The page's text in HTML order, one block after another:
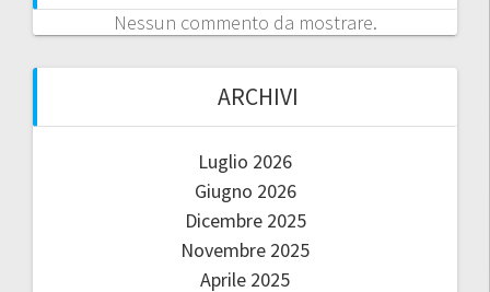
Nessun commento da mostrare.
ARCHIVI
Luglio 2026
Giugno 2026
Dicembre 2025
Novembre 2025
Aprile 2025